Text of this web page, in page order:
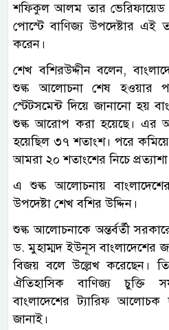
শফিকুল আলম তার
পোস্টে বাণিজ্য উপদেষ্টার এই
করেন।
শেখ বশিরউদ্দীন বলেন,
শুল্ক আলোচনা শেষ হওয়ার
স্টেটসমেন্ট দিয়ে জানানো হয়
শুল্ক আরোপ করা হয়েছে। এর
হয়েছিল ৩৭ শতাংশ। পরে
আমরা ২০ শতাংশের নিচে
এ শুল্ক আলোচনায়
উপদেষ্টা শেখ বশির উদ্দিন।
শুল্ক আলোচনাকে অন্তর্বর্তী
ড. মুহাম্মদ ইউনূস বাংলাদেশের
বিজয় বলে উল্লেখ করেছেন।
ঐতিহাসিক বাণিজ্য চুক্তি
বাংলাদেশের ট্যারিফ
জানাই।